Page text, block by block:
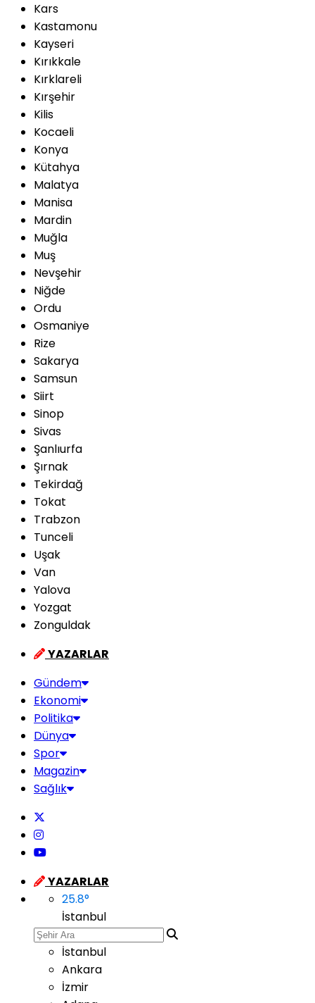
Kars
Kastamonu
Kayseri
Kırıkkale
Kırklareli
Kırşehir
Kilis
Kocaeli
Konya
Kütahya
Malatya
Manisa
Mardin
Muğla
Muş
Nevşehir
Niğde
Ordu
Osmaniye
Rize
Sakarya
Samsun
Siirt
Sinop
Sivas
Şanlıurfa
Şırnak
Tekirdağ
Tokat
Trabzon
Tunceli
Uşak
Van
Yalova
Yozgat
Zonguldak
YAZARLAR
Gündem
Ekonomi
Politika
Dünya
Spor
Magazin
Sağlık
YAZARLAR
25.8°
İstanbul
İstanbul
Ankara
İzmir